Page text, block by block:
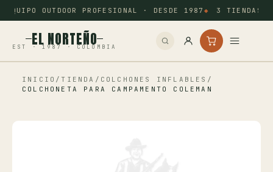
EQUIPO OUTDOOR PROFESIONAL · DESDE 1987 3 TIENDAS:
EL NORTEÑO
EST · 1987 · COLOMBIA
Inicio
INICIO / TIENDA / COLCHONES INFLABLES /
COLCHONETA PARA CAMPAMENTO COLEMAN